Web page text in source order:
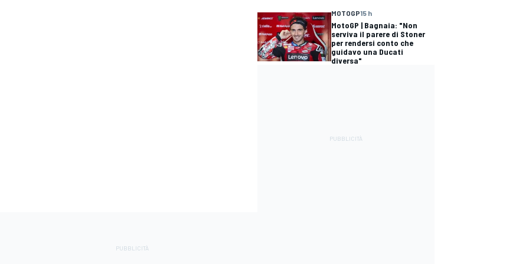
MOTOGP15 h
MotoGP | Bagnaia: "Non
serviva il parere di Stoner
per rendersi conto che
guidavo una Ducati
diversa"